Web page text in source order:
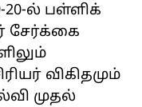
ல் பள்ளிக்
சேர்க்கை
விகிதமும்
முதல்